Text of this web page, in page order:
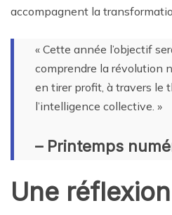
accompagnent la
« Cette année l’objectif
comprendre la révolution
en tirer profit, à travers le
l’intelligence collective. »
– Printemps
Une